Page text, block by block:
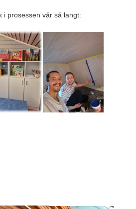
i prosessen vår så langt: